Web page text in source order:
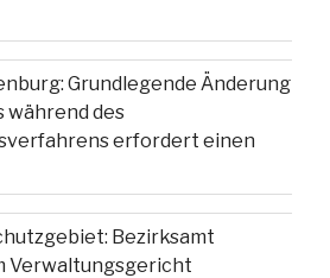
Grundlegende Änderung
während des
erfordert einen
Bezirksamt
Verwaltungsgericht